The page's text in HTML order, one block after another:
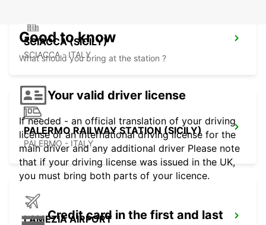
SCIACCA (SICILY)
SCIACCA - ITALY
PALERMO RAILWAY STATION (SICILY)
PALERMO - ITALY
LAMEZIA AIRPORT
Good to know
What should you bring at the station ?
Your valid driver license
If needed - an official translation of your driving
license or an international driving license for the
main driver and any additional driver Please note
that if your driving license was issued in the UK,
you must bring both parts of your licence.
Credit card in the first and last